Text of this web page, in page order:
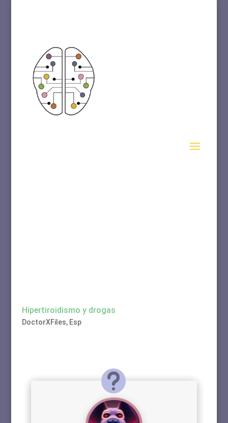
Hipertiroidismo y drogas
DoctorXFiles, Esp